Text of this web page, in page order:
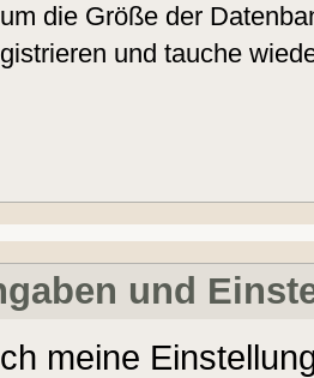
die Größe der
und tauche
und
meine